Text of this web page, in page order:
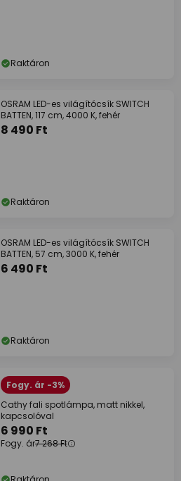
Raktáron
OSRAM LED-es világítócsík SWITCH
BATTEN, 117 cm, 4000 K, fehér
8 490 Ft
Raktáron
OSRAM LED-es világítócsík SWITCH
BATTEN, 57 cm, 3000 K, fehér
6 490 Ft
Raktáron
Fogy. ár -3%
Cathy fali spotlámpa, matt nikkel,
kapcsolóval
6 990 Ft
Fogy. ár7 268 Ft